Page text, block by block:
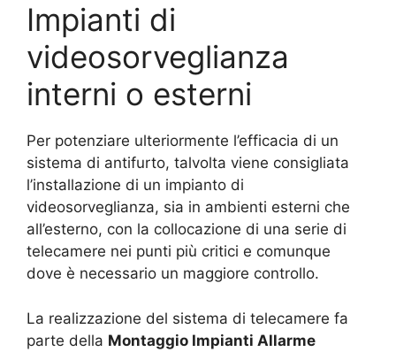
Impianti di
videosorveglianza
interni o esterni
Per potenziare ulteriormente l’efficacia di un
sistema di antifurto, talvolta viene consigliata
l’installazione di un impianto di
videosorveglianza, sia in ambienti esterni che
all’esterno, con la collocazione di una serie di
telecamere nei punti più critici e comunque
dove è necessario un maggiore controllo.
La realizzazione del sistema di telecamere fa
parte della Montaggio Impianti Allarme